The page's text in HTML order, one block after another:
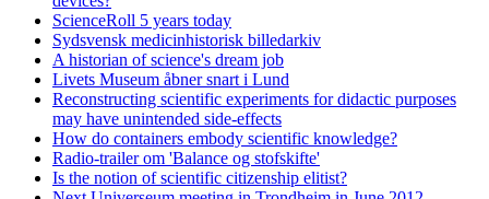
ScienceRoll 5 years today
Sydsvensk medicinhistorisk billedarkiv
A historian of science's dream job
Livets Museum åbner snart i Lund
Reconstructing scientific experiments for didactic purposes
may have unintended side-effects
How do containers embody scientific knowledge?
Radio-trailer om 'Balance og stofskifte'
Is the notion of scientific citizenship elitist?